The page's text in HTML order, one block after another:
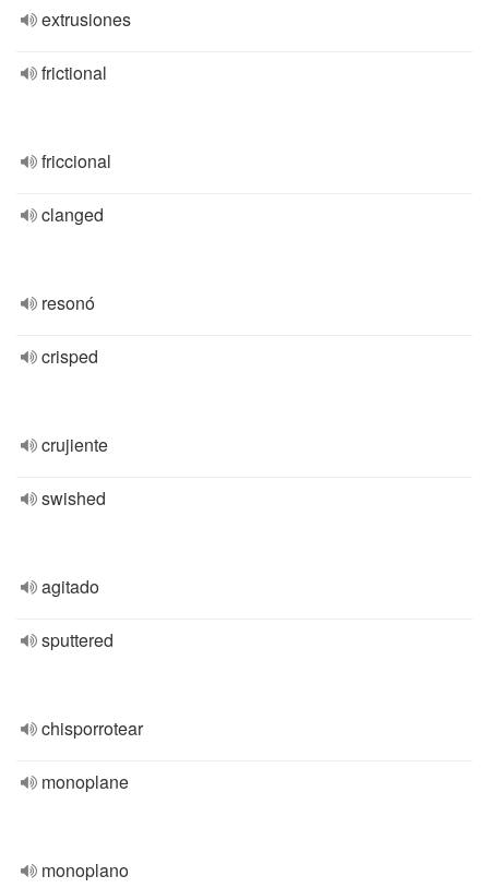
extrusiones
frictional
friccional
clanged
resonó
crisped
crujiente
swished
agitado
sputtered
chisporrotear
monoplane
monoplano